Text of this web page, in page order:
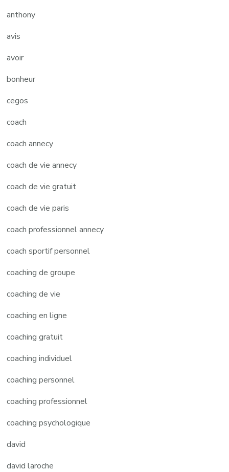
anthony
avis
avoir
bonheur
cegos
coach
coach annecy
coach de vie annecy
coach de vie gratuit
coach de vie paris
coach professionnel annecy
coach sportif personnel
coaching de groupe
coaching de vie
coaching en ligne
coaching gratuit
coaching individuel
coaching personnel
coaching professionnel
coaching psychologique
david
david laroche